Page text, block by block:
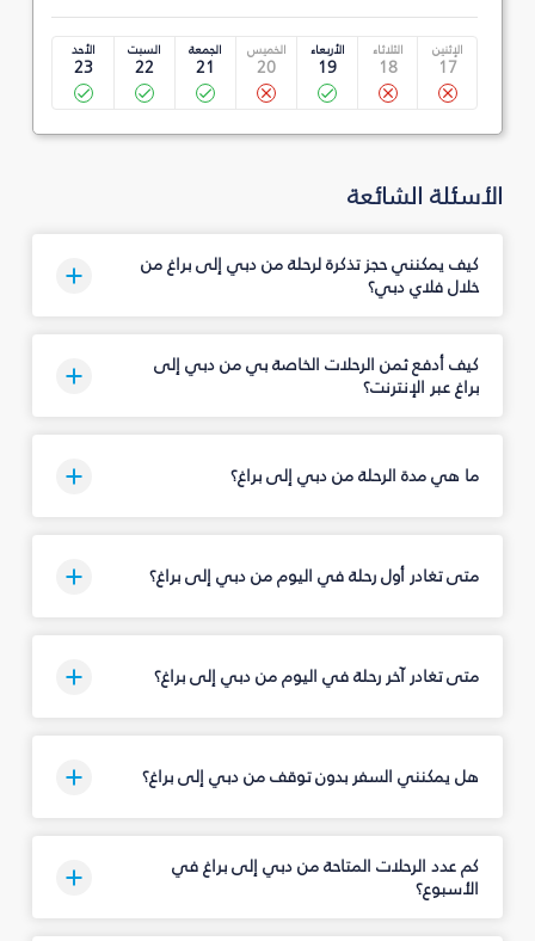
الإثنين
17
الثلاثاء
18
الأربعاء
19
الخميس
20
الجمعة
21
السبت
22
الأحد
23
الأسئلة الشائعة
كيف يمكنني حجز تذكرة لرحلة من دبي إلى براغ من
خلال فلاي دبي؟
كيف أدفع ثمن الرحلات الخاصة بي من دبي إلى
براغ عبر الإنترنت؟
ما هي مدة الرحلة من دبي إلى براغ؟
متى تغادر أول رحلة في اليوم من دبي إلى براغ؟
متى تغادر آخر رحلة في اليوم من دبي إلى براغ؟
هل يمكنني السفر بدون توقف من دبي إلى براغ؟
كم عدد الرحلات المتاحة من دبي إلى براغ في
الأسبوع؟